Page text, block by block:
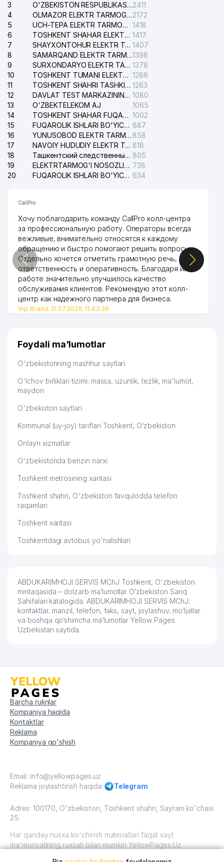
3
O'ZBEKISTON RESPUBLIKASI BOSH PROKURATURASI ISHONCH TELEFONI2411
4
OLMAZOR ELEKTR TARMOG'I NOSOZLIKLARI XIZMATI2172
5
UCH-TEPA ELEKTR TARMOG'I NOSOZLIKLARI XIZMATI 1418
6
TOSHKENT SHAHAR ELEKTR TARMOQLARI KORXONASI AJ 1417
7
SHAYXONTOHUR ELEKTR TARMOG'I NOSOZLIKLARINI TUZATISH XIZMATI 1407
8
SAMARQAND ELEKTR TARMOQLARI AJ1398
9
SURXONDARYO ELEKTR TARMOQLARI AJ 1378
10
TOSHKENT TUMANI ELEKTR TARMOG'I AVARIYA XIZMATI 1286
11
TOSHKENT SHAHRI TASHKILOT TELEFONLARI HAQIDA MA'LUMOT BYUROSI 1263
12
DAVLAT TEST MARKAZINING ISHONCH TELEFONLARI 1080
13
O'ZBEKTELEKOM AJ
1065
14
TOSHKENT SHAHAR FUQAROLIK ISHLARI BO'YICHA SUDI 1002
15
FUQAROLIK ISHLARI BO'YICHA YAKKASAROY TUMANLARARO SUDI 887
16
YUNUSOBOD ELEKTR TARMOG'I NOSOZLIKLARI XIZMATI 858
17
NAVOIY HUDUDIY ELEKTR TARMOQLARI KORXONASI AJ 818
18
Ташкентский следственный изолятор 805
19
ELEKTRTARMOG'I NOSOZLIKLARINI TO'ZATISH SERGELI XIZMATI 738
20
FUQAROLIK ISHLARI BO'YICHA UCH-TEPA TUMANI SUDI 634
CallPro
Хочу поблагодарить команду CallPro колл-центра
за профессиональную работу. Операторы всегда
вежливые, внимательно относятся к каждому
обращению и быстро помогают решить вопросы.
Отдельно хочется отметить грамотную речь,
ответственность и оперативность. Благодаря их
работе значительно улучшилось качество
обслуживания клиентов. Рекомендую этот колл-
центр как надежного партнера для бизнеса.
Vip Brand 31.07.2026 11:43:39
Foydali ma'lumotlar
O'zbekistonning mashhur saytlari
O'lchov birliklari tizimi: massa, uzunlik, tezlik, ma'lumot,
maydon
O'zbekiston saytlari
Kommunal (uy-joy) tariflari Toshkent, O‘zbekiston
Onlayn xizmatlar
O'zbekistonda benzin narxi
Toshkent metrosining xaritasi
Toshkent shahri, O'zbekiston favqulodda telefon
raqamlari
Toshkent xaritasi
Toshkentdagi avtobus yo'nalishlari
ABDUKARIMHOJI SERVIS MChJ Toshkent, O'zbekiston
mintaqasida – dolzarb ma’lumotlar O’zbekiston Sariq
Sahifalari katalogida. ABDUKARIMHOJI SERVIS MChJ:
kontaktlar, manzil, telefon, faks, sayt, joylashuv, mo’ljallar
va boshqa qo’shimcha ma’lumotlar Yellow Pages
Uzbekistan saytida.
Barcha ruknlar
Kompaniya haqida
Kontaktlar
Reklama
Kompaniya qo'shish
Email: info@yellowpages.uz
Reklama joylashtirish haqida
Telegram
Adres: 100170, O'zbekiston, Toshkent shahri, Sayram ko'chasi
25.
Har qanday nusxa ko'chirish materiallari faqat sayt
ma'muriyatining ruxsati bilan mumkin YellowPages.Uz